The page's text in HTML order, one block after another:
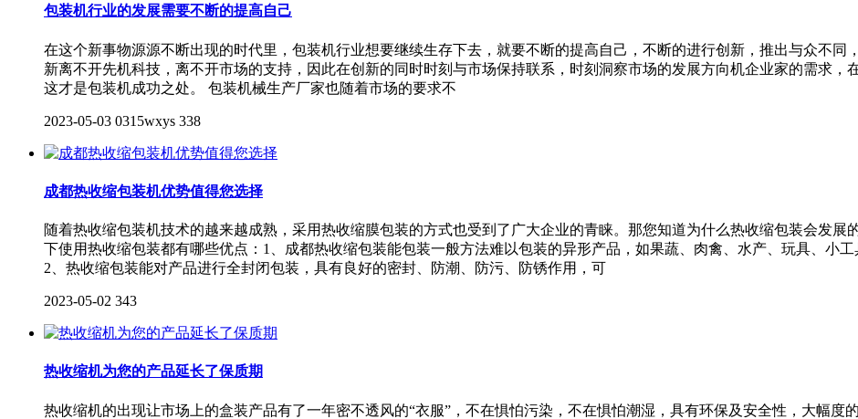
包装机行业的发展需要不断的提高自己
在这个新事物源源不断出现的时代里，包装机行业想要继续生存下去，就要不断的提高自己，不断的进行创新，推出与众不同
新离不开先机科技，离不开市场的支持，因此在创新的同时时刻与市场保持联系，时刻洞察市场的发展方向机企业家的需求，
这才是包装机成功之处。 包装机械生产厂家也随着市场的要求不
2023-05-03 0315wxys 338
成都热收缩包装机优势值得您选择
随着热收缩包装机技术的越来越成熟，采用热收缩膜包装的方式也受到了广大企业的青睐。那您知道为什么热收缩包装会发
下使用热收缩包装都有哪些优点：1、成都热收缩包装能包装一般方法难以包装的异形产品，如果蔬、肉禽、水产、玩具、小
2、热收缩包装能对产品进行全封闭包装，具有良好的密封、防潮、防污、防锈作用，可
2023-05-02 343
热收缩机为您的产品延长了保质期
热收缩机的出现让市场上的盒装产品有了一年密不透风的“衣服”，不在惧怕污染，不在惧怕潮湿，具有环保及安全性，大幅度